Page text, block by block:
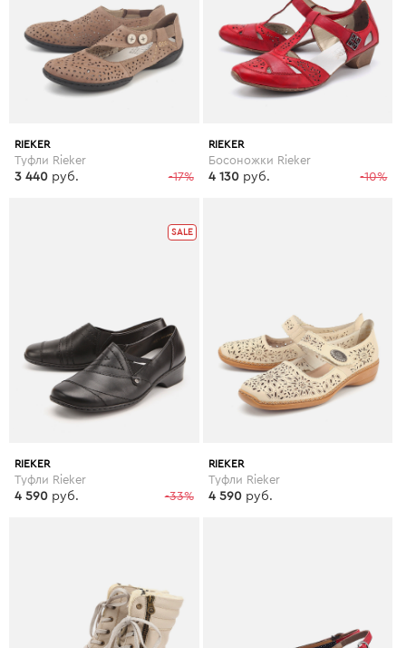
RIEKER
Туфли Rieker
-17%
3 440 руб.
RIEKER
Босоножки Rieker
-10%
4 130 руб.
SALE
RIEKER
Туфли Rieker
-33%
4 590 руб.
RIEKER
Туфли Rieker
4 590 руб.